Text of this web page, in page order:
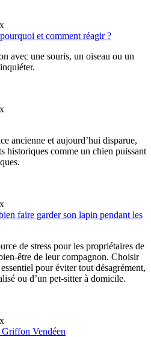
et comment réagir ?
avec une souris, un oiseau ou un
ancienne et aujourd’hui disparue,
historiques comme un chien puissant
faire garder son lapin pendant les
de stress pour les propriétaires de
être de leur compagnon. Choisir
pour éviter tout désagrément,
ou d’un pet-sitter à domicile.
Vendéen